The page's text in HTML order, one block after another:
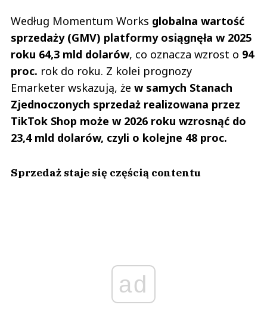
Według Momentum Works globalna wartość
sprzedaży (GMV) platformy osiągnęła w 2025
roku 64,3 mld dolarów, co oznacza wzrost o 94
proc. rok do roku. Z kolei prognozy
Emarketer wskazują, że w samych Stanach
Zjednoczonych sprzedaż realizowana przez
TikTok Shop może w 2026 roku wzrosnąć do
23,4 mld dolarów, czyli o kolejne 48 proc.
Sprzedaż staje się częścią contentu
ad